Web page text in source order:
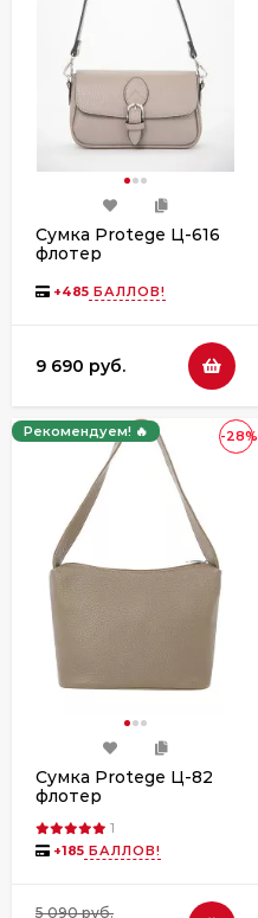
Сумка Protege Ц-616
флотер
+485 БАЛЛОВ!
9 690 руб.
-28%
Рекомендуем! 🔥
Сумка Protege Ц-82
флотер
1
+185 БАЛЛОВ!
5 090 руб.